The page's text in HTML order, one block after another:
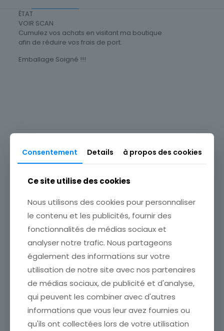
ÉTAT
VOIR SCAN
Cumulez vos achats en visitant ma boutique
afin de réduire vos frais de port.
Emballage Soigné !!!
CANIVET PRIERE D UNE
Consentement Details à propos des cookies
Ce site utilise des cookies
Nous utilisons des cookies pour personnaliser
le contenu et les publicités, fournir des
fonctionnalités de médias sociaux et
analyser notre trafic. Nous partageons
également des informations sur votre
utilisation de notre site avec nos partenaires
de médias sociaux, de publicité et d'analyse,
qui peuvent les combiner avec d'autres
informations que vous leur avez fournies ou
qu'ils ont collectées lors de votre utilisation